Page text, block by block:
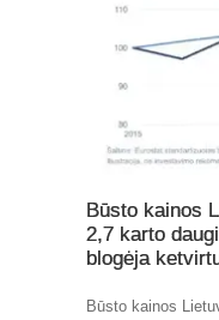
Būsto kainos
2,7 karto
blogėja
Būsto kainos